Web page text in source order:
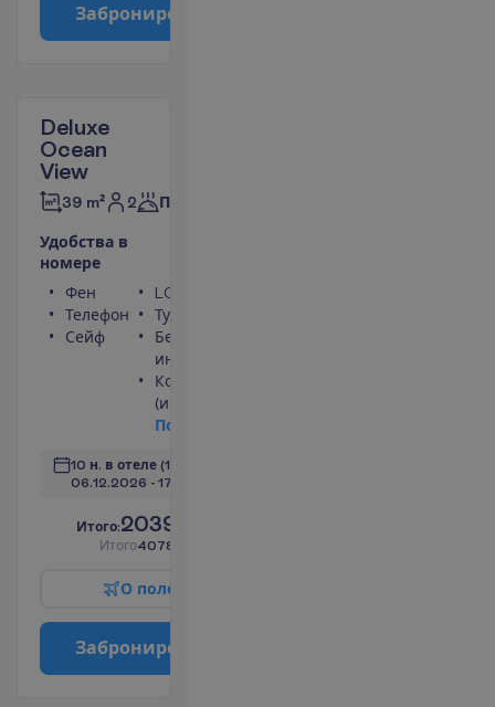
Заброниро
Deluxe
Ocean
View
39 m² 2 Полупансион
Удобства в
номере
Фен
Телефон
Сейф
LCD телевизор
Туалет
Беспроводной
интернет
Кондиционер
(индивидуальный)
По
10 н. в отеле (11 н. всего)
06.12.2026 - 17.12.2026
Итого:2039.00
Итого4078.00
О поле
Заброниро